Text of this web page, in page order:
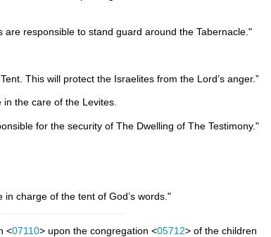
responsible to stand guard around the Tabernacle."
This will protect the Israelites from the Lord’s anger.”
the care of the Levites.
for the security of The Dwelling of The Testimony."
charge of the tent of God’s words."
<07110> upon the congregation <05712> of the children